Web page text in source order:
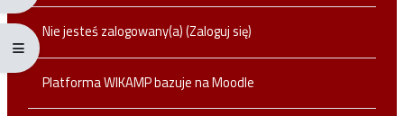
Rozwiń menu pełnoekranowe: Ctrl + Alt + f
Nie jesteś zalogowany(a) (Zaloguj się)
Platforma WIKAMP bazuje naMoodle